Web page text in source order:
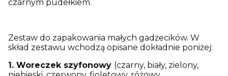
czarnym pudełkiem.
Zestaw do zapakowania małych gadżecików. W
skład zestawu wchodzą opisane dokładnie poniżej:
1. Woreczek szyfonowy (czarny, biały, zielony,